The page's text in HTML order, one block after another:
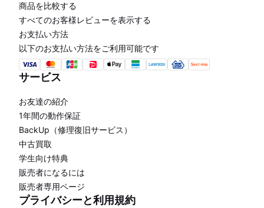
商品を比較する
すべてのお客様レビューを表示する
お支払い方法
以下のお支払い方法をご利用可能です
サービス
お友達の紹介
1年間の動作保証
BackUp（修理復旧サービス）
中古買取
学生向け特典
販売者になるには
販売者専用ページ
プライバシーと利用規約